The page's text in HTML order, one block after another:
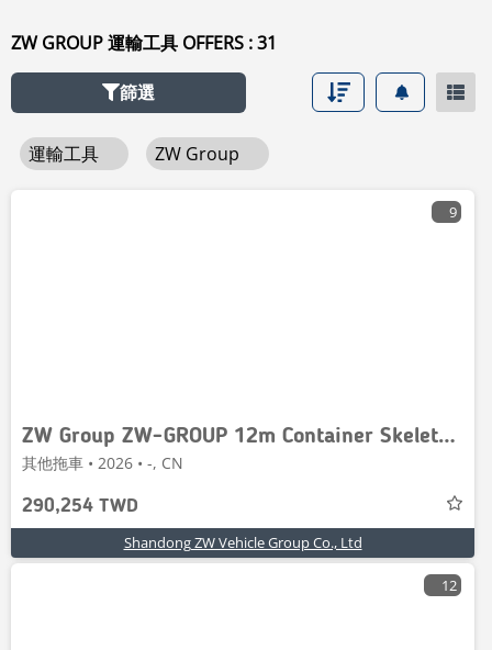
ZW GROUP 運輸工具 OFFERS : 31
篩選
運輸工具 ZW Group
9
ZW Group ZW-GROUP 12m Container Skeletal Trailer
其他拖車 • 2026 • -, CN
290,254 TWD
Shandong ZW Vehicle Group Co., Ltd
12